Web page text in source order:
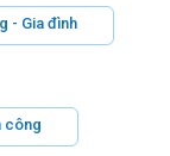
- Gia đình
công